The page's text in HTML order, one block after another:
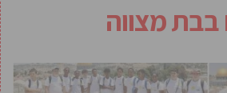
בבת מצווה